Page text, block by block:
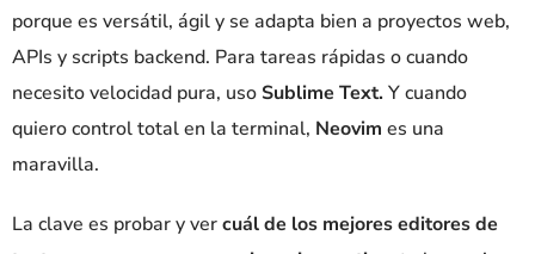
porque es versátil, ágil y se adapta bien a proyectos web,
APIs y scripts backend. Para tareas rápidas o cuando
necesito velocidad pura, usoSublime Text.Y cuando
quiero control total en la terminal, Neovim es una
maravilla.
La clave es probar y vercuál de los mejores editores de